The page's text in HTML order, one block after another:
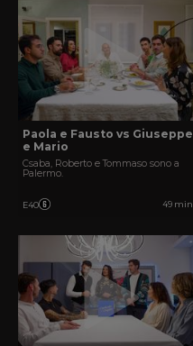
Paola e Fausto vs Giuseppe
e Mario
Csaba, Roberto e Tommaso sono a
Palermo.
E40 49 min